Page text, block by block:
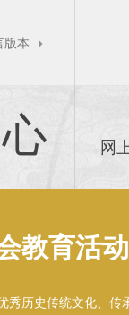
版本 
网
教育活
秀历史传统文化、传